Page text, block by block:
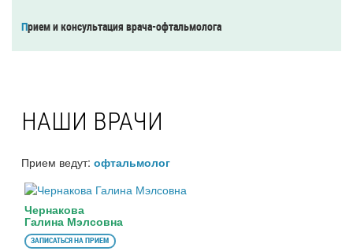
Прием и консультация врача-офтальмолога
НАШИ ВРАЧИ
Прием ведут: офтальмолог
Чернакова
Галина Мэлсовна
ЗАПИСАТЬСЯ НА ПРИЕМ